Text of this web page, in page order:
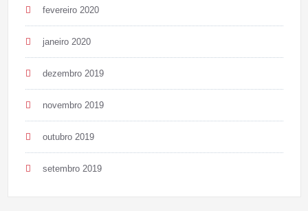
fevereiro 2020
janeiro 2020
dezembro 2019
novembro 2019
outubro 2019
setembro 2019